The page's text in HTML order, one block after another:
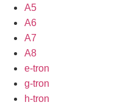
A5
A6
A7
A8
e-tron
g-tron
h-tron